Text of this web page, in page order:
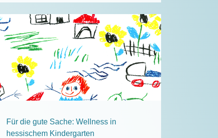
Für die gute Sache: Wellness in
hessischem Kindergarten